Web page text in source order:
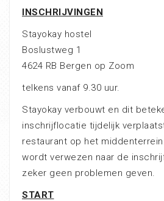
INSCHRIJVINGEN
Stayokay hostel
Boslustweg 1
4624 RB Bergen op Zoom
telkens vanaf 9.30 uur.
Stayokay verbouwt en dit
inschrijflocatie tijdelijk
restaurant op het
wordt verwezen naar de
zeker geen problemen geven.
START